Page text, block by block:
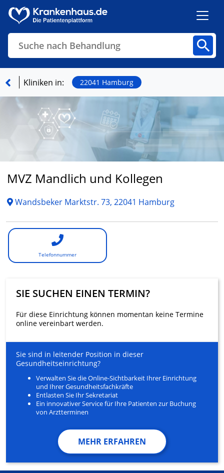
Suche nach Behandlung
Finden
Kliniken in: 22041 Hamburg
MVZ Mandlich und Kollegen
Wandsbeker Marktstr. 73, 22041 Hamburg
Telefonnummer
SIE SUCHEN EINEN TERMIN?
Für diese Einrichtung können momentan keine Termine
online vereinbart werden.
Sie sind in leitender Position in dieser
Gesundheitseinrichtung?
Verwalten Sie die Online-Sichtbarkeit Ihrer Einrichtung
und Ihrer Gesundheitsfachkräfte
Entlasten Sie Ihr Sekretariat
Ein innovativer Service für Ihre Patienten zur Buchung
von Arztterminen
MEHR ERFAHREN